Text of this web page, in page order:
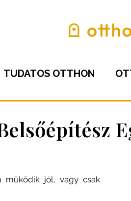
TUDATOS OTTHON
működik jól, vagy csak